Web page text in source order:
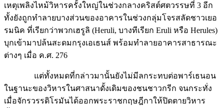
เหตุเพลิงไหม้วิหารครั้งใหญ่ในช่วงกลางคริสต์ศตวรรษที่ 3 อีก
ทั้งยังถูกทำลายบางส่วนของอาคารในช่วงกลุ่มโจรสลัดชาวเยอ
รมนิค ที่เรียกว่าพวกเฮรูลิ (Heruli, บางทีเรียก Eruli หรือ Herules)
บุกเข้ามาปล้นสะดมกรุงเอเธนส์ พร้อมทำลายอาคารสาธารณะ
ต่างๆ เมื่อ ค.ศ. 276
แต่ทั้งหมดที่กล่าวมานั้นยังไม่มีลกระทบต่อพาร์เธนอน
ในฐานะของวิหารในศาสนาดั้งเดิมของชนชาวกรีก จนกระทั่ง
เมื่อจักรวรรดิโรมันได้ออกพระราชกฤษฎีกาให้ปิดตายวิหาร